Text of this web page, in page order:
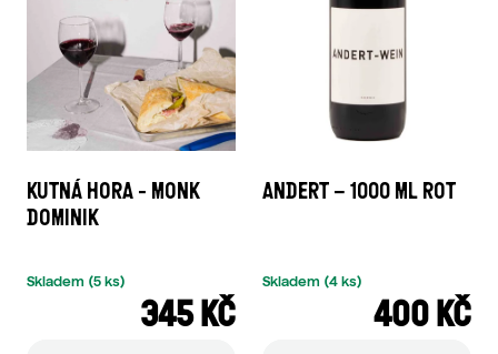
KUTNÁ HORA - MONK
DOMINIK
345 KČ
Skladem (5 ks)
ANDERT – 1000 ML ROT
400 KČ
Skladem (4 ks)